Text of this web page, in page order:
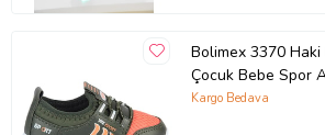
Bolimex 3370 Haki
Çocuk Bebe Spor
Kargo Bedava